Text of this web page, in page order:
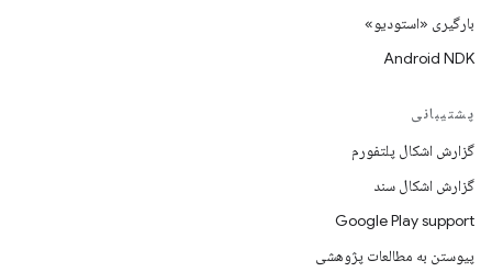
بارگیری «استودیو»
Android NDK
پشتیبانی
گزارش اشکال پلتفورم
گزارش اشکال سند
Google Play support
پیوستن به مطالعات پژوهشی